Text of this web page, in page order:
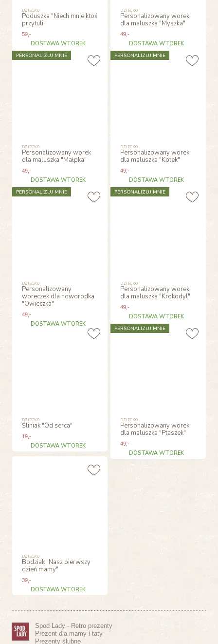
DZIECKO
Poduszka "Niech mnie ktoś
przytuli"
59,-
DOSTAWA WTOREK
DZIECKO
Personalizowany worek
dla maluszka "Myszka"
49 ,-
DOSTAWA WTOREK
DZIECKO
Personalizowany worek
dla maluszka "Małpka"
49,-
DOSTAWA WTOREK
PERSONALIZUJ MNIE
DZIECKO
Personalizowany worek
dla maluszka "Kotek"
49 ,-
DOSTAWA WTOREK
PERSONALIZUJ MNIE
DZIECKO
Personalizowany
woreczek dla noworodka
"Owieczka"
49,-
DOSTAWA WTOREK
PERSONALIZUJ MNIE
DZIECKO
Personalizowany worek
dla maluszka "Krokodyl"
49 ,-
DOSTAWA WTOREK
PERSONALIZUJ MNIE
DZIECKO
Śliniak "Od serca"
19,-
DOSTAWA WTOREK
DZIECKO
Personalizowany worek
dla maluszka "Ptaszek"
49 ,-
DOSTAWA WTOREK
PERSONALIZUJ MNIE
DZIECKO
Bodziak "Nasz pierwszy
dzień mamy"
39,-
DOSTAWA WTOREK
Spod Lady - Retro prezenty
Prezent dla mamy i taty
Prezenty ślubne